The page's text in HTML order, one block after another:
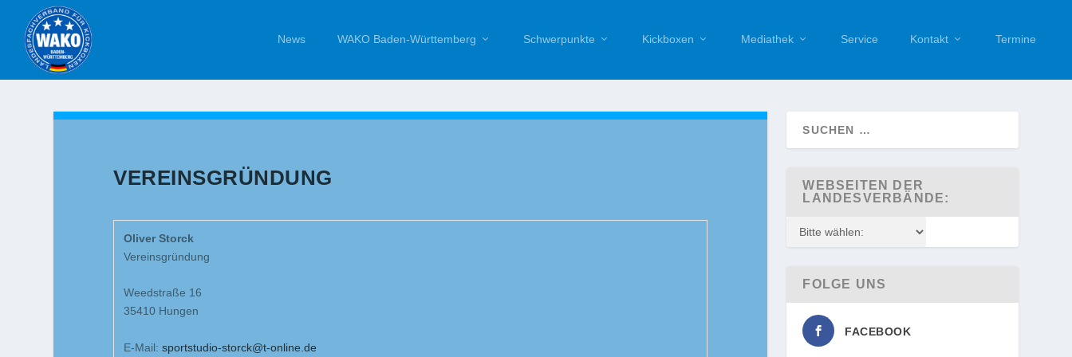
News WAKO Baden-Württemberg Schwerpunkte Kickboxen Mediathek Service Kontakt Termine
VEREINSGRÜNDUNG
Oliver Storck
Vereinsgründung
Weedstraße 16
35410 Hungen
E-Mail:sportstudio-storck@t-online.de
WEBSEITEN DER
LANDESVERBÄNDE:
FOLGE UNS
FACEBOOK